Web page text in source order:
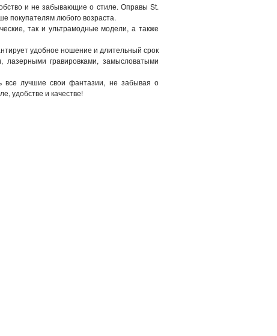
и не забывающие о стиле. Оправы St.
покупателям любого возраста.
так и ультрамодные модели, а также
удобное ношение и длительный срок
гравировками, замысловатыми
все лучшие свои фантазии, не забывая о
удобстве и качестве!